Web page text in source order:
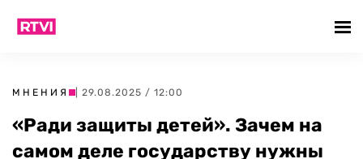
МНЕНИЯ | 29.08.2025 / 12:00
«Ради защиты детей». Зачем на
самом деле государству нужны